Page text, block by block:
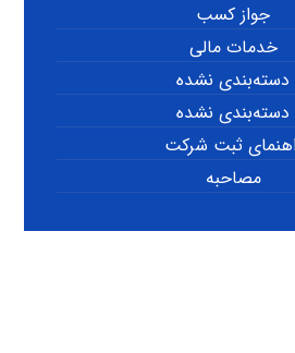
جواز کسب
خدمات مالی
دسته‌بندی نشده
دسته‌بندی نشده
ثبت شرکت
مصاحبه